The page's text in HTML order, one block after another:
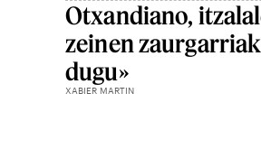
Otxandiano,
zeinen
dugu»
XABIER MARTIN